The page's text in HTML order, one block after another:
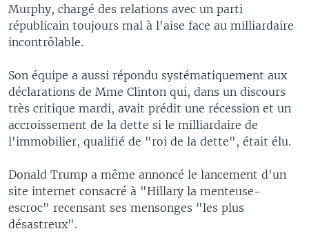
Murphy, chargé des relations avec un parti
républicain toujours mal à l'aise face au milliardaire
incontrôlable.
Son équipe a aussi répondu systématiquement aux
déclarations de Mme Clinton qui, dans un discours
très critique mardi, avait prédit une récession et un
accroissement de la dette si le milliardaire de
l'immobilier, qualifié de "roi de la dette", était élu.
Donald Trump a même annoncé le lancement d'un
site internet consacré à "Hillary la menteuse-
escroc" recensant ses mensonges "les plus
désastreux".